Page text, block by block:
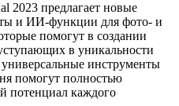
2023 предлагает новые
и ИИ-функции для фото- и
помогут в создании
в уникальности
инструменты
помогут полностью
потенциал каждого